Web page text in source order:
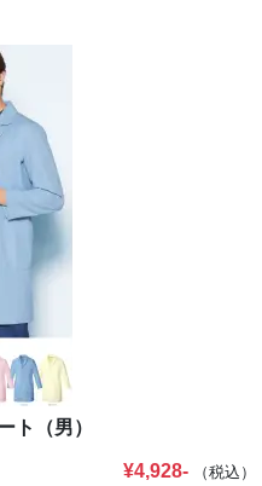
RELAXATION伸びの良いストレ
楽に着られるカーディガンは、
吸汗速乾仕様で、あたたかく快
Fitは、解剖学や3DCGを使っ
動時の動きやすさを追求したウ
選定により、ウェアの引きつれ
を高めることでパフォーマンス
ト（男）
¥4,928-
（税込）